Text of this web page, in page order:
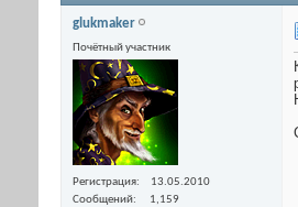
glukmaker
Почётный участник
Регистрация
13.05.2010
Сообщений
1,159